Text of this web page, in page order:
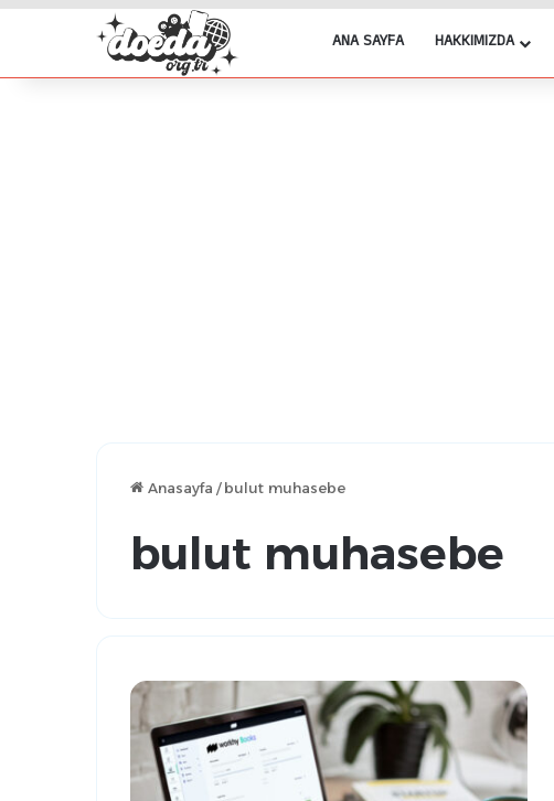
ANA SAYFA HAKKIMIZDA
Anasayfa / bulut muhasebe
bulut muhasebe